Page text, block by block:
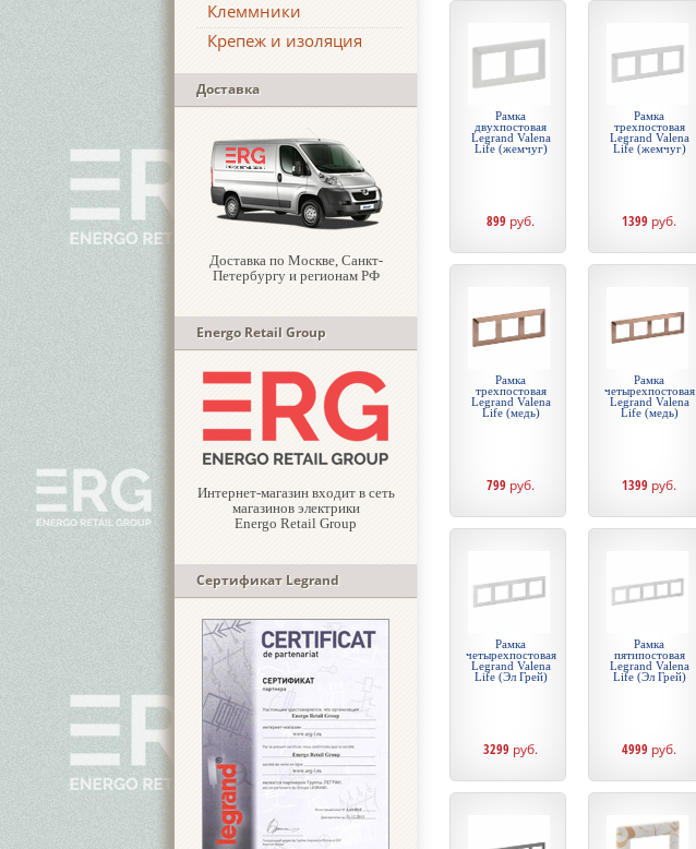
Клеммники
Крепеж и изоляция
Доставка
Доставка по Москве, Санкт-
Петербургу и регионам РФ
Energo Retail Group
Интернет-магазин входит в сеть
магазинов электрики
Energo Retail Group
Сертификат Legrand
Рамка
двухпостовая
Legrand Valena
Life (жемчуг)
899 руб.
Рамка
трехпостовая
Legrand Valena
Life (жемчуг)
1399 руб.
Рамка
трехпостовая
Legrand Valena
Life (медь)
799 руб.
Рамка
четырехпостовая
Legrand Valena
Life (медь)
1399 руб.
Рамка
четырехпостовая
Legrand Valena
Life (Эл Грей)
3299 руб.
Рамка
пятипостовая
Legrand Valena
Life (Эл Грей)
4999 руб.